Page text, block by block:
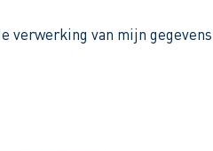
verwerking van mijn